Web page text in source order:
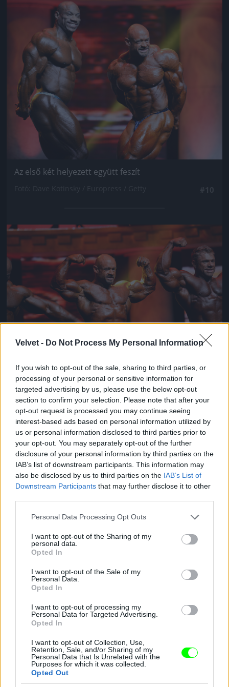
Velvet - Do Not Process My Personal Information
If you wish to opt-out of the sale, sharing to third parties, or
processing of your personal or sensitive information for
targeted advertising by us, please use the below opt-out
section to confirm your selection. Please note that after your
opt-out request is processed you may continue seeing
interest-based ads based on personal information utilized by
us or personal information disclosed to third parties prior to
your opt-out. You may separately opt-out of the further
disclosure of your personal information by third parties on the
IAB’s list of downstream participants. This information may
also be disclosed by us to third parties on the IAB’s List of
Downstream Participants that may further disclose it to other
Please note that this website/app uses one or more Google
not limited to your visit or usage behaviour. You may click to
grant or deny consent to Google and its third-party tags to
use your data for below specified purposes in below Google
consent section.
Personal Data Processing Opt Outs
I want to opt-out of the Sharing of my
personal data.
Opted In
I want to opt-out of the Sale of my
Personal Data.
Opted In
I want to opt-out of processing my
Personal Data for Targeted Advertising.
Opted In
I want to opt-out of Collection, Use,
Retention, Sale, and/or Sharing of my
Personal Data that Is Unrelated with the
Purposes for which it was collected.
Opted Out
Jön még kép!
Az első két helyezett együtt feszít
Jön még kép!
De jönnek a többiek is
Fotó: Dave Kotinsky / Europress / Getty #11
Jön még kép!